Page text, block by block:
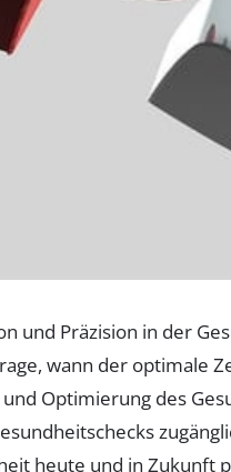
und Präzision in der
wann der optimale
Optimierung des
heute und in Zukunft